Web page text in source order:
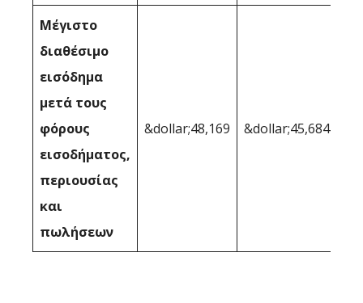
Μέγιστο
διαθέσιμο
εισόδημα
μετά τους
φόρους
εισοδήματος,
περιουσίας
και
πωλήσεων
&dollar;48,169 &dollar;45,684